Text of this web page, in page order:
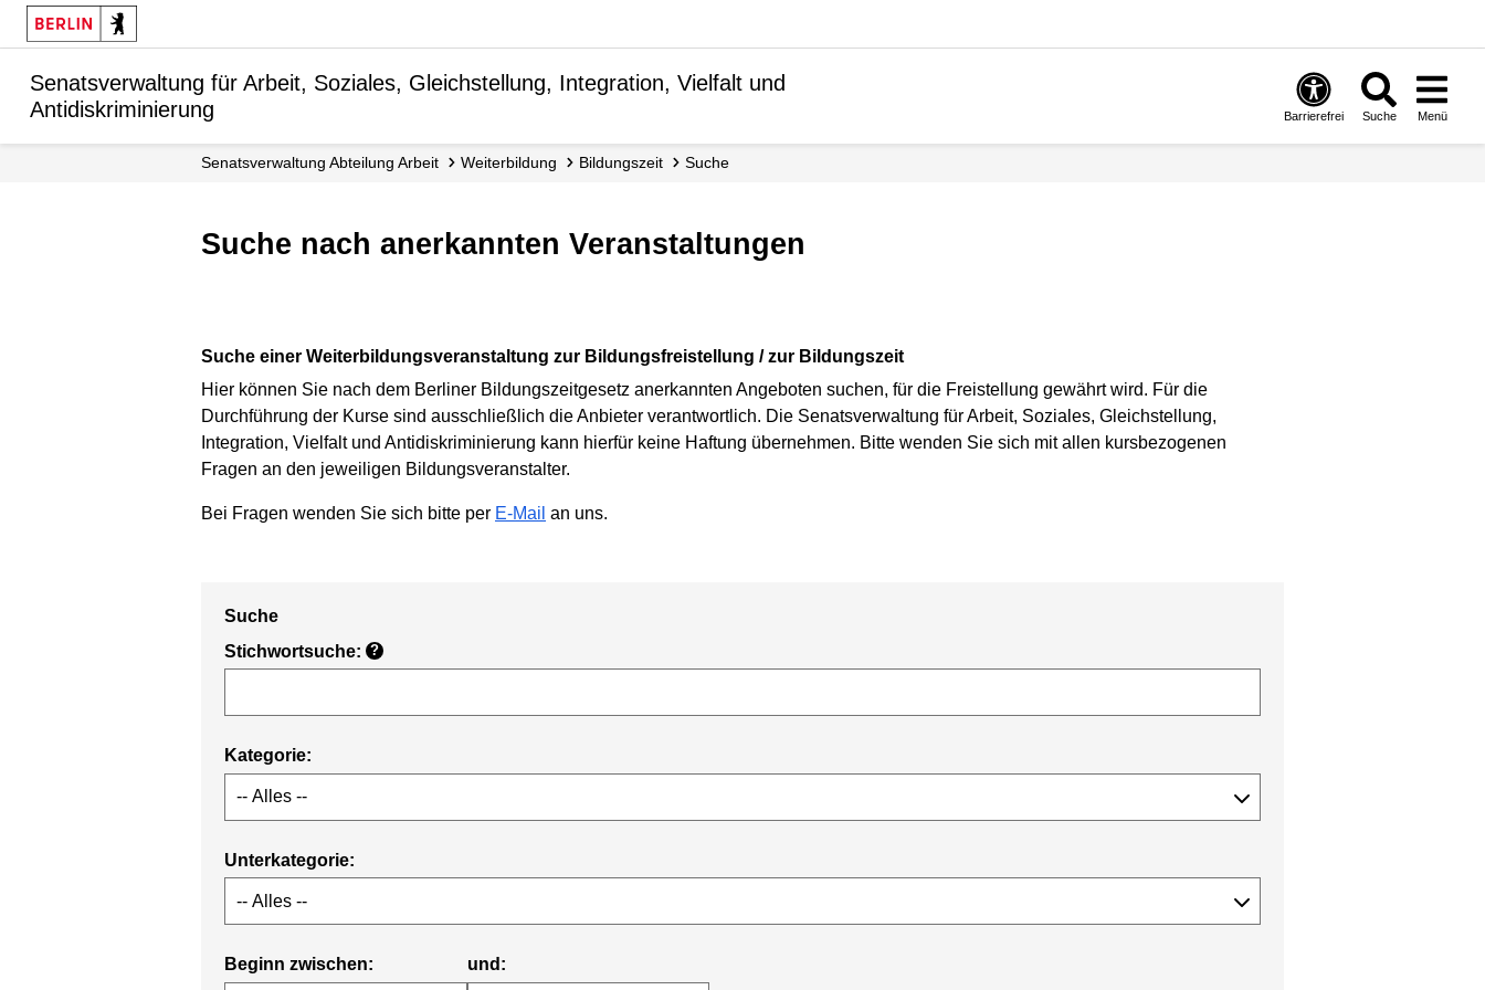
Senatsverwaltung für Arbeit, Soziales, Gleichstellung, Integration, Vielfalt und
Antidiskriminierung
Barrierefrei Suche Menü
Senats­verwaltung Abteilung Arbeit Weiterbildung Bildungszeit Suche
Suche nach anerkannten Veranstaltungen
Suche einer Weiterbildungsveranstaltung zur Bildungsfreistellung / zur Bildungszeit
Hier können Sie nach dem Berliner Bildungszeitgesetz anerkannten Angeboten suchen, für die Freistellung gewährt wird. Für die
Durchführung der Kurse sind ausschließlich die Anbieter verantwortlich. Die Senatsverwaltung für Arbeit, Soziales, Gleichstellung,
Integration, Vielfalt und Antidiskriminierung kann hierfür keine Haftung übernehmen. Bitte wenden Sie sich mit allen kursbezogenen
Fragen an den jeweiligen Bildungsveranstalter.
Bei Fragen wenden Sie sich bitte per E-Mail an uns.
Suche
Stichwortsuche: ?
Kategorie:
Unterkategorie:
Beginn zwischen: und: